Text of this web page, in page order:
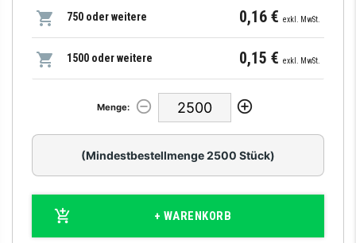
750 oder weitere 0,16 €exkl. MwSt.
1500 oder weitere 0,15 €exkl. MwSt.
Menge:
(Mindestbestellmenge 2500 Stück)
+ WARENKORB